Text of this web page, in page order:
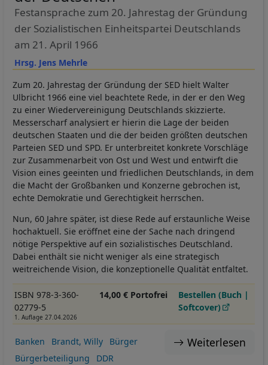
Hrsg. Jens Mehrle
Festansprache zum 20. Jahrestag der Gründung
der Sozialistischen Einheitspartei Deutschlands
am 21. April 1966
Zum 20. Jahrestag der Gründung der SED hielt Walter
Ulbricht 1966 eine viel beachtete Rede, in der er den Weg
zu einer Wiedervereinigung Deutschlands skizzierte.
Messerscharf analysiert er hierin die Lage der beiden
deutschen Staaten und die der beiden größten deutschen
Parteien SED und SPD. Er unterbreitet konkrete Vorschläge
zur Zusammenarbeit von Ost und West und entwirft die
Vision eines geeinten und friedlichen Deutschlands, in dem
die Macht der Großbanken und Konzerne gebrochen ist,
echte Demokratie und Gerechtigkeit herrschen.
Nun, 60 Jahre später, ist diese Rede auf erstaunliche Weise
hochaktuell. Sie eröffnet eine der Sache nach dringend
nötige Perspektive auf ein sozialistisches Deutschland.
Dabei enthält sie nicht weniger als eine strategisch
weitreichende Vision, die konzeptionelle Qualität entfaltet.
ISBN 978-3-360-
02779-5
1. Auflage 27.04.2026
14,00 € Portofrei
Bestellen (Buch |
Softcover)
Weiterlesen
Banken Brandt, Willy
Bürger
Bürgerbeteiligung
DDR